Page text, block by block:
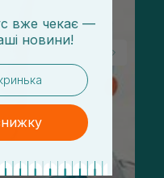
вже чекає —
новини!